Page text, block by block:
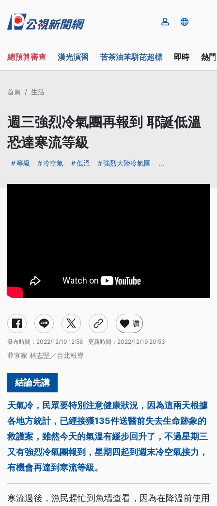
總預算審查 漢光演習 苦茶油苯駢芘超標 即時 熱
首頁 生活
週三強烈冷氣團再報到 耶誕低溫
恐達寒流等級
等級 冷空氣 低溫 強烈大陸冷氣團 ...
讚
發布時間： 2022/12/19 12:56 更新時間： 2022/12/19 20:53
薛宜家 林志堅／台北報導
天氣冷，民眾要特別注意健康狀況，因為這兩天根據
各地方統計，已經接獲135件送醫前失去生命跡象的
救護案，雖然今天的氣溫有緩步回升了，不過星期三
又有強烈冷氣團報到，星期四起到週末冷空氣接力，
有機會再達到寒流等級。
寒流過後，漁民趕忙到魚塭查看，因為在降溫前使用